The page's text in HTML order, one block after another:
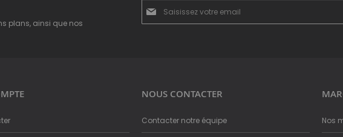
plans, ainsi que nos
notre
NOUS CONTACTER
Contacter notre équipe Nos